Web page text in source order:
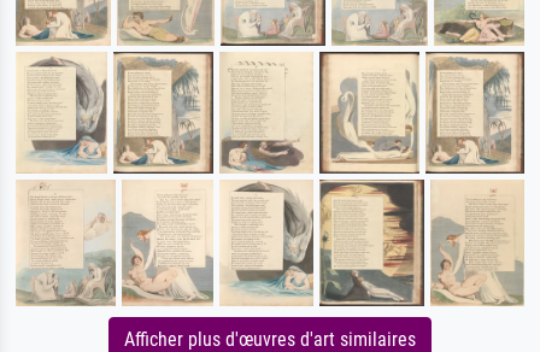
Afficher plus d'œuvres d'art similaires